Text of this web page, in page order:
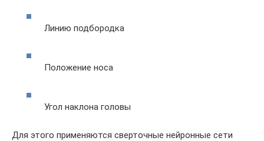
Линию подбородка
Положение носа
Угол наклона головы
Для этого применяются сверточные нейронные сети